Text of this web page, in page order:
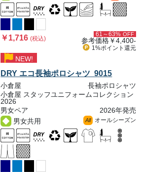
￥1,716(税込)
61～63% OFF
参考価格￥4,400-
1%ポイント 還元
NEW!
DRY エコ長袖ポロシャツ 9015
小倉屋
長袖ポロシャツ
小倉屋 スタッフユニフォームコレクション
2026
男女ペア
2026年発売
男女共用
All オールシーズン